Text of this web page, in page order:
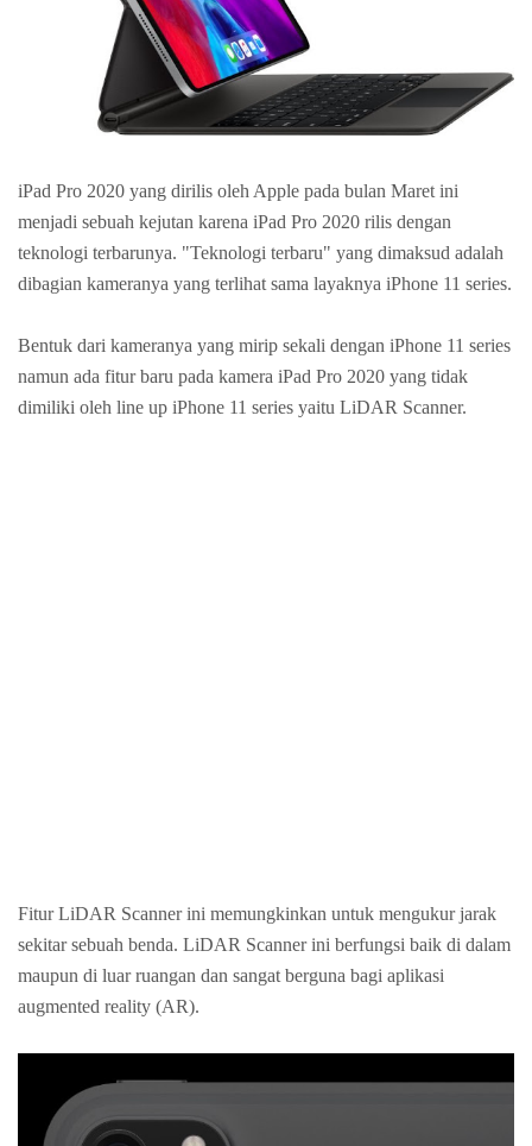
iPad Pro 2020 yang dirilis oleh Apple pada bulan Maret ini
menjadi sebuah kejutan karena iPad Pro 2020 rilis dengan
teknologi terbarunya. "Teknologi terbaru" yang dimaksud adalah
dibagian kameranya yang terlihat sama layaknya iPhone 11 series.
Bentuk dari kameranya yang mirip sekali dengan iPhone 11 series
namun ada fitur baru pada kamera iPad Pro 2020 yang tidak
dimiliki oleh line up iPhone 11 series yaitu LiDAR Scanner.
Fitur LiDAR Scanner ini memungkinkan untuk mengukur jarak
sekitar sebuah benda. LiDAR Scanner ini berfungsi baik di dalam
maupun di luar ruangan dan sangat berguna bagi aplikasi
augmented reality (AR).